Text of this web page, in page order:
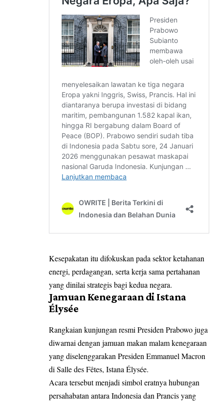
Kesepakatan itu difokuskan pada sektor ketahanan
energi, perdagangan, serta kerja sama pertahanan
yang dinilai strategis bagi kedua negara.
Jamuan Kenegaraan di Istana
Élysée
Rangkaian kunjungan resmi Presiden Prabowo juga
diwarnai dengan jamuan makan malam kenegaraan
yang diselenggarakan Presiden Emmanuel Macron
di Salle des Fêtes, Istana Élysée.
Acara tersebut menjadi simbol eratnya hubungan
persahabatan antara Indonesia dan Prancis yang